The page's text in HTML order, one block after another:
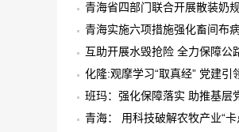
青海省四部门联合开展散装奶
青海实施六项措施强化畜间布
互助开展水毁抢险 全力保障公
化隆:观摩学习“取真经” 党建引
班玛：强化保障落实 助推基层
青海： 用科技破解农牧产业“卡